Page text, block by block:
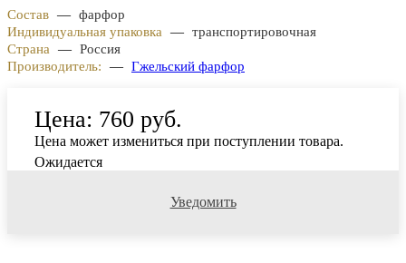
Состав — фарфор
Индивидуальная упаковка
— транспортировочная
Страна
— Россия
Производитель:
— Гжельский фарфор
Цена: 760 руб.
Цена может измениться при поступлении товара.
Ожидается
Уведомить